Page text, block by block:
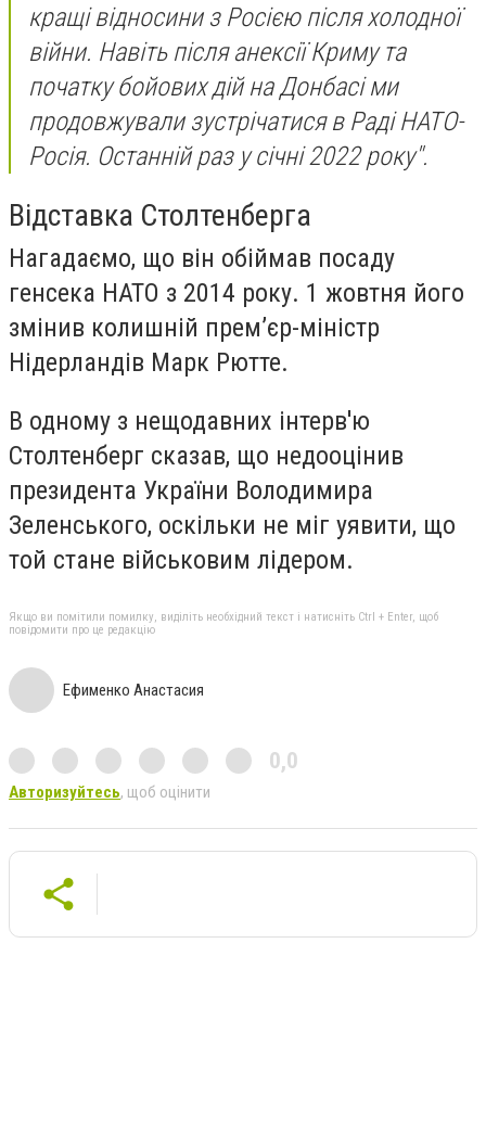
кращі відносини з Росією після холодної
війни. Навіть після анексії Криму та
початку бойових дій на Донбасі ми
продовжували зустрічатися в Раді НАТО-
Росія. Останній раз у січні 2022 року".
Відставка Столтенберга
Нагадаємо, що він обіймав посаду
генсека НАТО з 2014 року. 1 жовтня його
змінив колишній прем’єр-міністр
Нідерландів Марк Рютте.
В одному з нещодавних інтерв'ю
Столтенберг сказав, що недооцінив
президента України Володимира
Зеленського, оскільки не міг уявити, що
той стане військовим лідером.
Якщо ви помітили помилку, виділіть необхідний текст і натисніть Ctrl + Enter, щоб
повідомити про це редакцію
Ефименко Анастасия
0,0
Авторизуйтесь, щоб оцінити